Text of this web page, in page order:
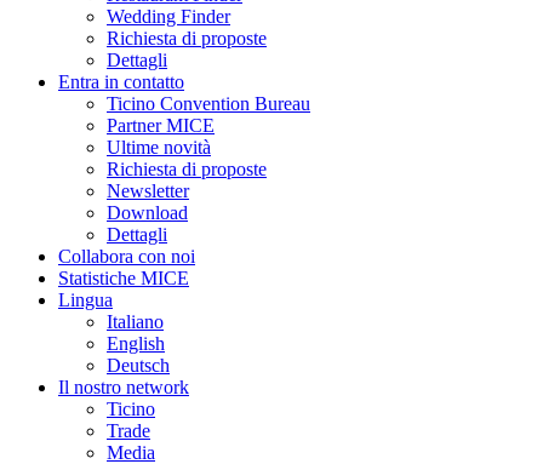
Wedding Finder
Richiesta di proposte
Dettagli
Entra in contatto
Ticino Convention Bureau
Partner MICE
Ultime novità
Richiesta di proposte
Newsletter
Download
Dettagli
Collabora con noi
Statistiche MICE
Lingua
Italiano
English
Deutsch
Il nostro network
Ticino
Trade
Media